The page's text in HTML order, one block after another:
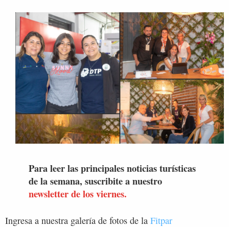
Para leer las principales noticias turísticas
de la semana, suscribite a nuestro
newsletter de los viernes.
Ingresa a nuestra galería de fotos de la Fitpar